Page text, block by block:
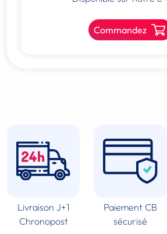
Commandez
Livraison J+1
Chronopost
Paiement CB
sécurisé